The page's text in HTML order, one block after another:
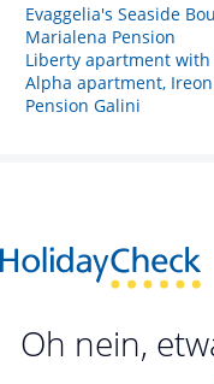
Evaggelia's Seaside
Marialena Pension
Liberty apartment with
Alpha apartment, Ireon
Pension Galini
Oh nein,